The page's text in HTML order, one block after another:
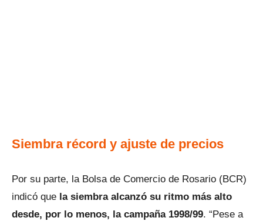
Siembra récord y ajuste de precios
Por su parte, la Bolsa de Comercio de Rosario (BCR)
indicó que la siembra alcanzó su ritmo más alto
desde, por lo menos, la campaña 1998/99. “Pese a